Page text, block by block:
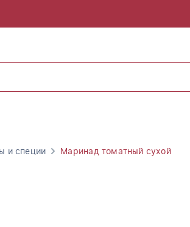
и специи Маринад томатный сухой